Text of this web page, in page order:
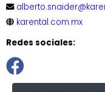
karental.com.mx
Redes sociales: